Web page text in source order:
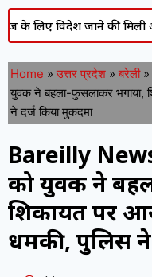
विदेश जाने की मिली अनुमति
Home » उत्तर प्रदेश » बरेली »
युवक ने बहला-फुसलाकर भगाया,
ने दर्ज किया मुकदमा
Bareilly
को युवक ने
शिकायत पर
धमकी, पुलिस ने